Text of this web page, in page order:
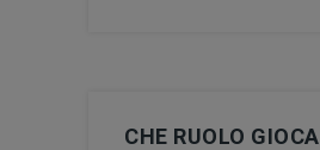
CHE RUOLO GIOCA